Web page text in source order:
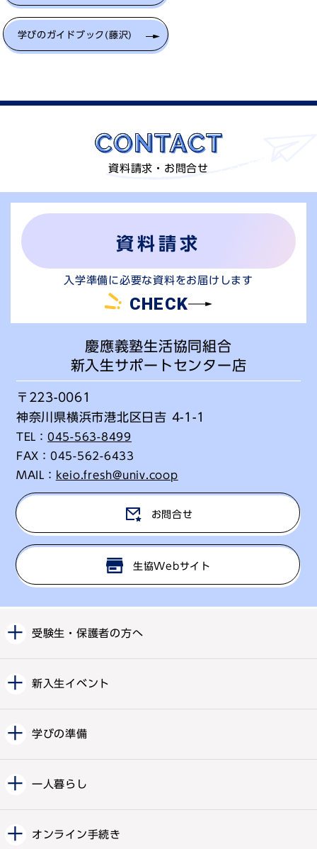
学びのガイドブック(藤沢)
資料請求・お問合せ
資料請求
入学準備に必要な資料をお届けします
CHECK
慶應義塾生活協同組合
新入生サポートセンター店
〒223-0061
神奈川県横浜市港北区日吉 4-1-1
TEL： 045-563-8499
FAX： 045-562-6433
MAIL： keio.fresh@univ.coop
お問合せ
生協Webサイト
受験生・保護者の方へ
新入生イベント
学びの準備
一人暮らし
オンライン手続き